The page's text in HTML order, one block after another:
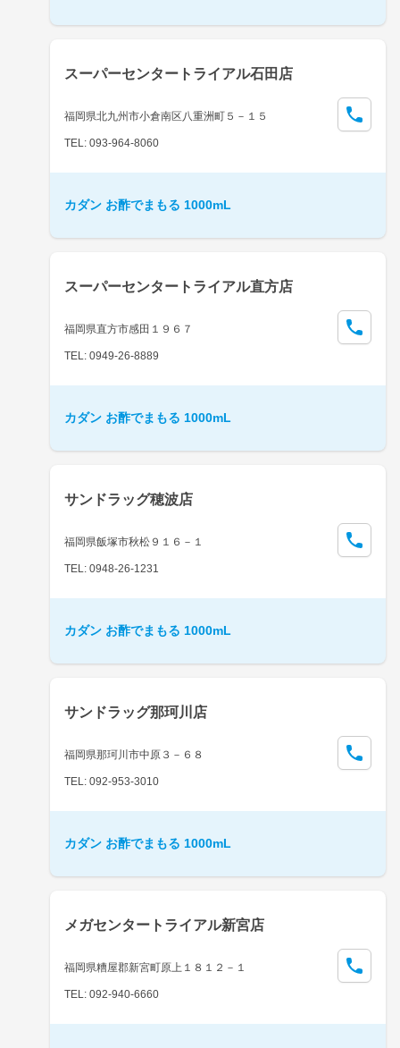
スーパーセンタートライアル石田店
福岡県北九州市小倉南区八重洲町５－１５
TEL: 093-964-8060
カダン お酢でまもる 1000mL
スーパーセンタートライアル直方店
福岡県直方市感田１９６７
TEL: 0949-26-8889
カダン お酢でまもる 1000mL
サンドラッグ穂波店
福岡県飯塚市秋松９１６－１
TEL: 0948-26-1231
カダン お酢でまもる 1000mL
サンドラッグ那珂川店
福岡県那珂川市中原３－６８
TEL: 092-953-3010
カダン お酢でまもる 1000mL
メガセンタートライアル新宮店
福岡県糟屋郡新宮町原上１８１２－１
TEL: 092-940-6660